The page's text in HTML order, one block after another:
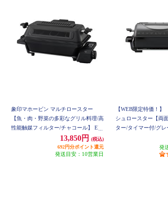
象印マホービン マルチロースター
【魚・肉・野菜の多彩なグリル料理/高
性能触媒フィルター/チャコール】 EF-
13,850円
(税込)
692円分ポイント還元
発送目安：10営業日
【WEB限定特価！】
シュロースター【両
ター/タイマー付/グレ
発